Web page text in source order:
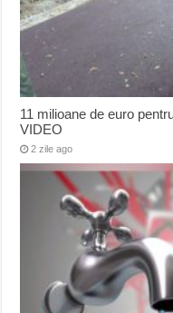
11 milioane de euro
VIDEO
2 zile ago